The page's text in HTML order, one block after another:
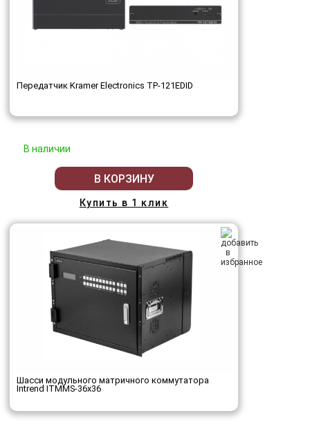
Передатчик Kramer Electronics TP-121EDID
В наличии
В КОРЗИНУ
Купить в 1 клик
Шасси модульного матричного коммутатора
Intrend ITMMS-36x36